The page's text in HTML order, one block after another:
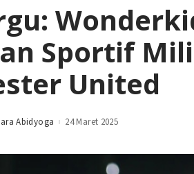
Sportif
United
Abidyoga 24 Maret 2025